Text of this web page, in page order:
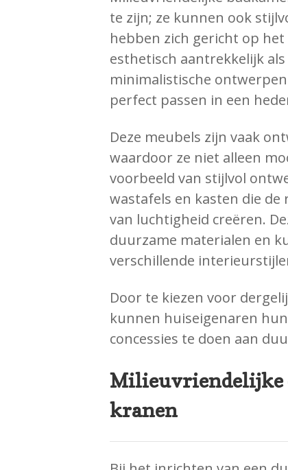
te zijn; ze kunnen ook
hebben zich gericht op
esthetisch aantrekkelijk
minimalistische
perfect passen in een
Deze meubels zijn vaak
waardoor ze niet alleen
voorbeeld van stijlvol
wastafels en kasten die
van luchtigheid creëren.
duurzame materialen en
verschillende
Door te kiezen voor
kunnen huiseigenaren
concessies te doen aan
Milieuvriendelijke
kranen